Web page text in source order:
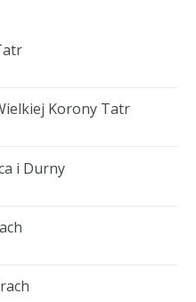
Korony Tatr
i Durny